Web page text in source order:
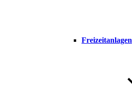
Freizeitanlagen